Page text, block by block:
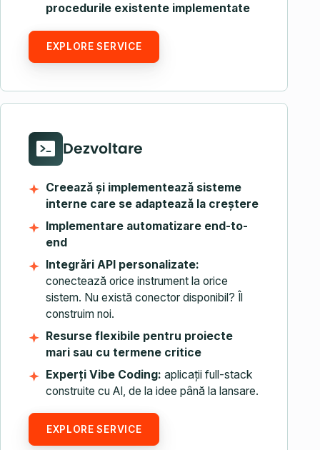
procedurile existente implementate
EXPLORE SERVICE
Dezvoltare
Creează și implementează sisteme
interne care se adaptează la creștere
Implementare automatizare end-to-
end
Integrări API personalizate:
conectează orice instrument la orice
sistem. Nu există conector disponibil? Îl
construim noi.
Resurse flexibile pentru proiecte
mari sau cu termene critice
Experți Vibe Coding: aplicații full-stack
construite cu AI, de la idee până la lansare.
EXPLORE SERVICE